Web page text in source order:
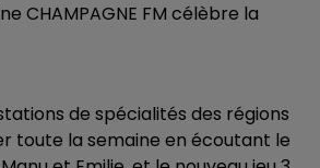
CHAMPAGNE FM célèbre la
de spécialités des régions
toute la semaine en écoutant le